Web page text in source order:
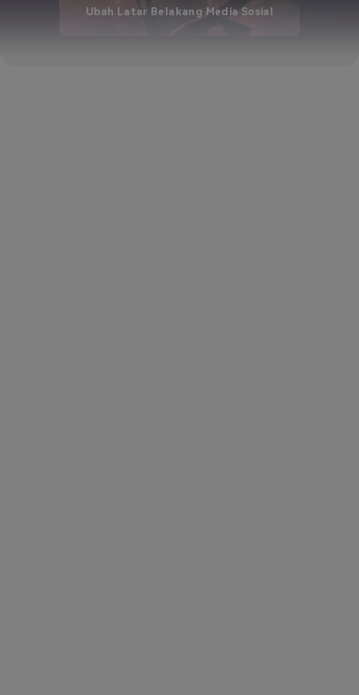
Ubah Latar Belakang Media Sosial